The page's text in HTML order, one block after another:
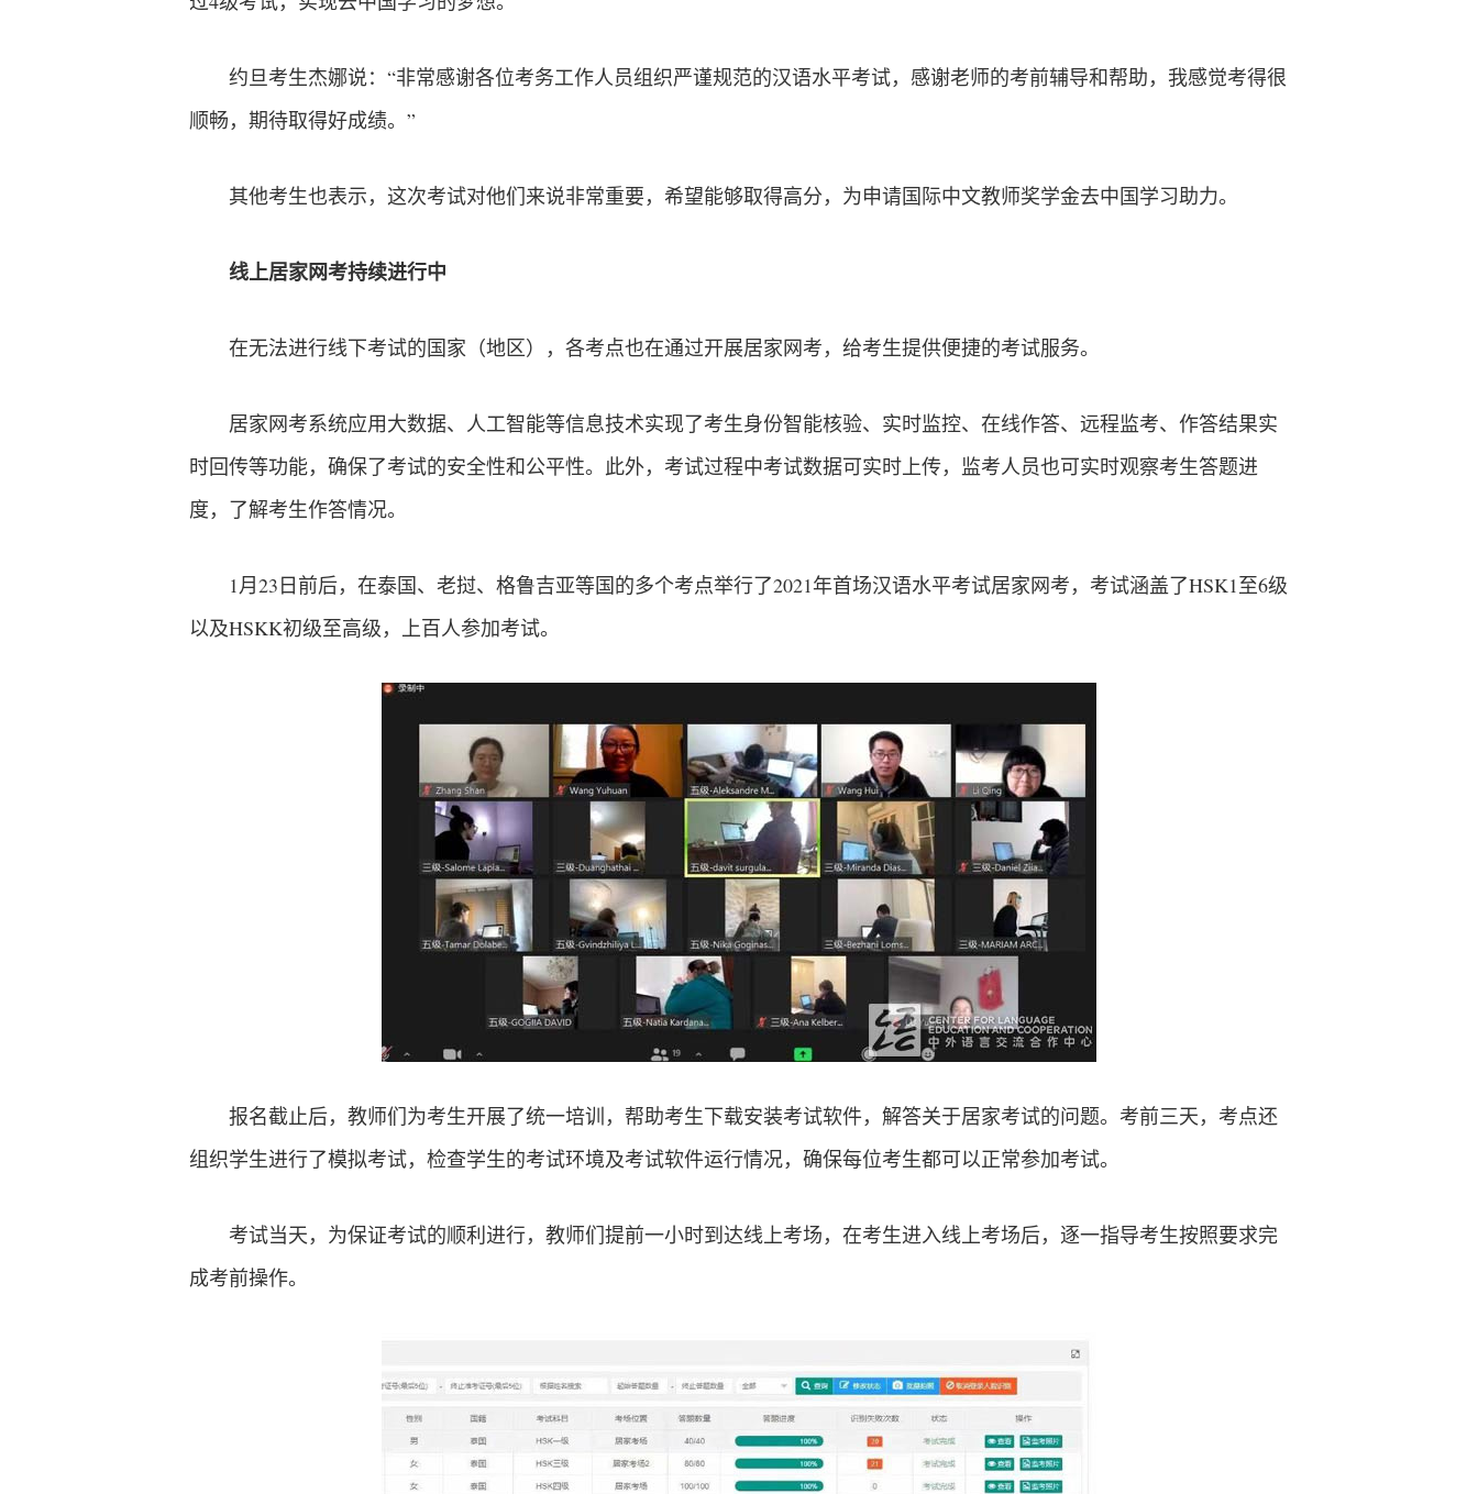
约旦考生杰娜说：“非常感谢各位考务工作人员组织严谨规范的汉语水平考试，感谢老师的考前辅导和帮助，我感觉考得很
顺畅，期待取得好成绩。”
其他考生也表示，这次考试对他们来说非常重要，希望能够取得高分，为申请国际中文教师奖学金去中国学习助力。
线上居家网考持续进行中
在无法进行线下考试的国家（地区），各考点也在通过开展居家网考，给考生提供便捷的考试服务。
居家网考系统应用大数据、人工智能等信息技术实现了考生身份智能核验、实时监控、在线作答、远程监考、作答结果实
时回传等功能，确保了考试的安全性和公平性。此外，考试过程中考试数据可实时上传，监考人员也可实时观察考生答题进
度，了解考生作答情况。
1月23日前后，在泰国、老挝、格鲁吉亚等国的多个考点举行了2021年首场汉语水平考试居家网考，考试涵盖了HSK1至6级
以及HSKK初级至高级，上百人参加考试。
报名截止后，教师们为考生开展了统一培训，帮助考生下载安装考试软件，解答关于居家考试的问题。考前三天，考点还
组织学生进行了模拟考试，检查学生的考试环境及考试软件运行情况，确保每位考生都可以正常参加考试。
考试当天，为保证考试的顺利进行，教师们提前一小时到达线上考场，在考生进入线上考场后，逐一指导考生按照要求完
成考前操作。